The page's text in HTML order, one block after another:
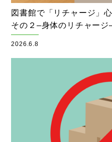
図書館で「リチャージ」
その２–身体のリチャージ
2026.6.8